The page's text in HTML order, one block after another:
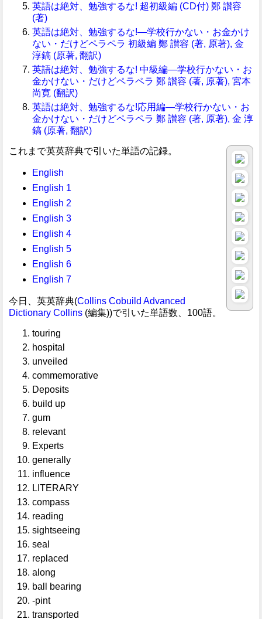
英語は絶対、勉強するな! 超初級編 (CD付) 鄭 讃容
(著)
英語は絶対、勉強するな!―学校行かない・お金かけ
ない・だけどペラペラ 初級編 鄭 讃容 (著, 原著), 金
淳鎬 (原著, 翻訳)
英語は絶対、勉強するな! 中級編―学校行かない・お
金かけない・だけどペラペラ 鄭 讃容 (著, 原著), 宮本
尚寛 (翻訳)
英語は絶対、勉強するな!応用編―学校行かない・お
金かけない・だけどペラペラ 鄭 讃容 (著, 原著), 金 淳
鎬 (原著, 翻訳)
これまで英英辞典で引いた単語の記録。
English
English 1
English 2
English 3
English 4
English 5
English 6
English 7
今日、英英辞典(Collins Cobuild Advanced
Dictionary Collins (編集))で引いた単語数、100語。
touring
hospital
unveiled
commemorative
Deposits
build up
gum
relevant
Experts
generally
influence
LITERARY
compass
reading
sightseeing
seal
replaced
along
ball bearing
-pint
transported